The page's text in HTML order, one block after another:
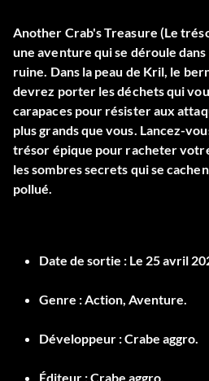
Another Crab's Treasure (Le
une aventure qui se déroule
ruine. Dans la peau de Kril, le
devrez porter les déchets qui
carapaces pour résister aux
plus grands que vous. Lancez-
trésor épique pour racheter
les sombres secrets qui se
pollué.
Date de sortie : Le 25 avril
Genre :Action, Aventure.
Développeur :Crabe aggro.
Éditeur :Crabe aggro.